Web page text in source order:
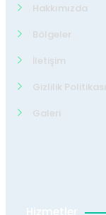
Hakkımızda
Bölgeler
İletişim
Gizlilik Politikası
Galeri
Hizmetler